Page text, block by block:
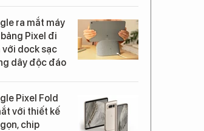
ra mắt máy
Pixel đi
với dock sạc
dây độc đáo
Pixel Fold
với thiết kế
chip